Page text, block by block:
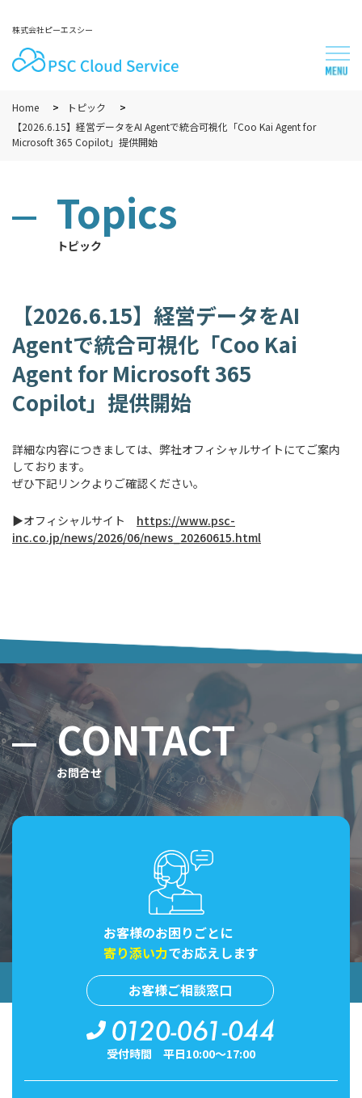
株式会社ピーエスシー
Home
トピック
【2026.6.15】経営データをAI Agentで統合可視化「Coo Kai Agent for
Microsoft 365 Copilot」提供開始
Topics
トピック
【2026.6.15】経営データをAI
Agentで統合可視化「Coo Kai
Agent for Microsoft 365
Copilot」提供開始
詳細な内容につきましては、弊社オフィシャルサイトにてご案内
しております。
ぜひ下記リンクよりご確認ください。
▶オフィシャルサイト https://www.psc-
inc.co.jp/news/2026/06/news_20260615.html
CONTACT
お問合せ
お客様のお困りごとに
寄り添い力でお応えします
お客様ご相談窓口
受付時間 平日10:00〜17:00